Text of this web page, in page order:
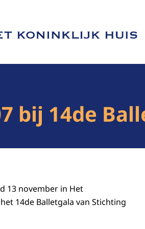
Het Koninklijk Huis
bij 14de
13 november in Het
14de Balletgala van Stichting